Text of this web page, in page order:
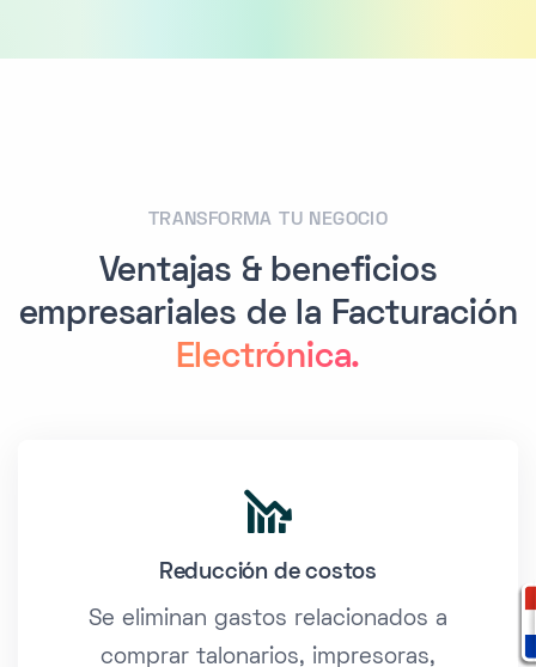
TRANSFORMA TU NEGOCIO
Ventajas & beneficios
empresariales de la Facturación
Electrónica.
Reducción de costos
Se eliminan gastos relacionados a
comprar talonarios, impresoras,